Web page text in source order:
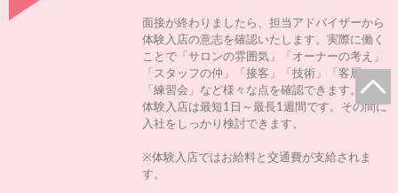
面接が終わりましたら、担当アドバイザーから
体験入店の意志を確認いたします。実際に働く
ことで「サロンの雰囲気」「オーナーの考え」
「スタッフの仲」「接客」「技術」「客層」
「練習会」など様々な点を確認できます。
体験入店は最短1日～最長1週間です。その間に
入社をしっかり検討できます。
※体験入店ではお給料と交通費が支給されま
す。